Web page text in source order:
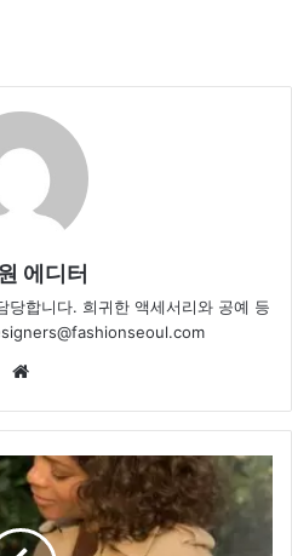
에디터
당합니다. 희귀한 액세서리와 공예 등